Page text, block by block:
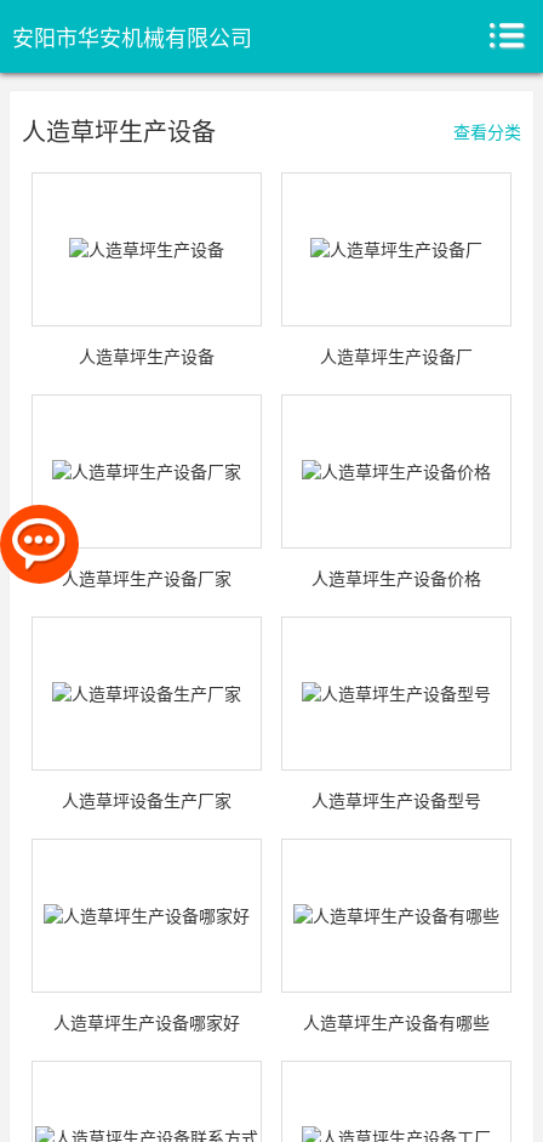
安阳市华安机械有限公司
人造草坪生产设备 查看分类
人造草坪生产设备 人造草坪生产设备厂
人造草坪生产设备厂家 人造草坪生产设备价格
人造草坪设备生产厂家 人造草坪生产设备型号
人造草坪生产设备哪家好 人造草坪生产设备有哪些